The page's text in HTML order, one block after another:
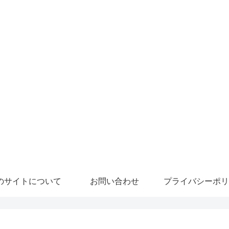
サイトについて お問い合わせ プライバシーポ